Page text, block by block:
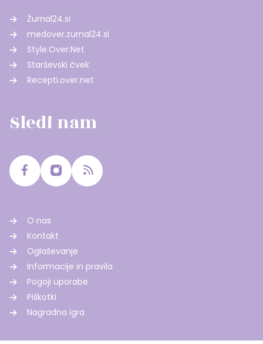
Žurnal24.si
medover.zurnal24.si
Style.Over.Net
Starševski čvek
Recepti.over.net
Sledi nam
O nas
Kontakt
Oglaševanje
Informacije in pravila
Pogoji uporabe
Piškotki
Nagradna igra